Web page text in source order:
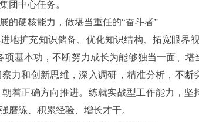
团中心任务。
的硬核能力，做堪当重任的“奋斗者”
地扩充知识储备、优化知识结构、拓宽眼界视
项基本功，不断努力成长为能够独当一面、堪
力和创新思维，深入调研，精准分析，不断
着正确方向推进。练就实战型工作能力，坚
磨练、积累经验、增长才干。